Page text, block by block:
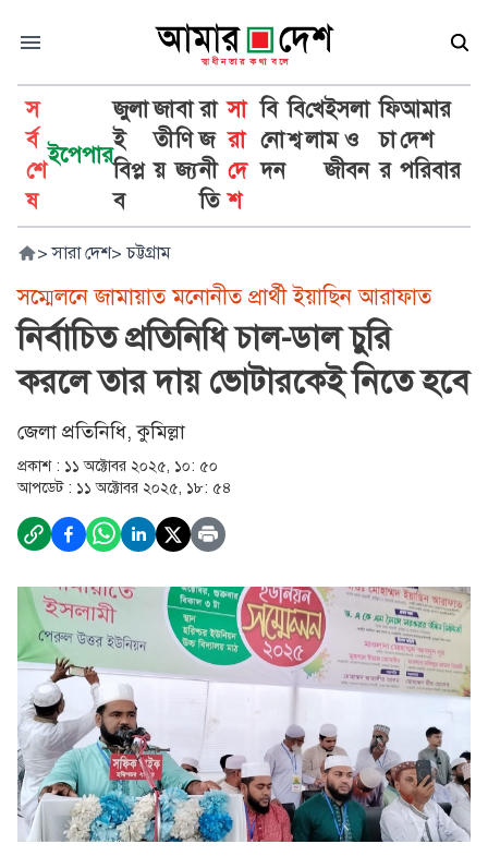
স
র্ব
শে
ষ
ইপেপার
জুলা
ই
বিপ্ল
ব
জা
তী
য়
বা
ণি
জ্য
রা
জ
নী
তি
সা
রা
দে
শ
বি
নো
দন
বি
শ্ব
খে
লা
ইসলা
ম ও
জীবন
ফি
চা
র
আমার
দেশ
পরিবার
> সারা দেশ> চট্টগ্রাম
সম্মেলনে জামায়াত মনোনীত প্রার্থী ইয়াছিন আরাফাত
নির্বাচিত প্রতিনিধি চাল-ডাল চুরি
করলে তার দায় ভোটারকেই নিতে হবে
জেলা প্রতিনিধি, কুমিল্লা
প্রকাশ : ১১ অক্টোবর ২০২৫, ১০: ৫০
আপডেট : ১১ অক্টোবর ২০২৫, ১৮: ৫৪